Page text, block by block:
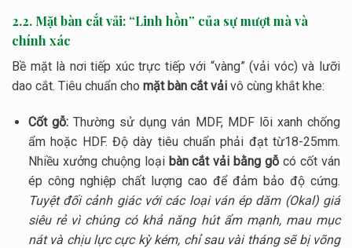
2.2. Mặt bàn cắt vải: “Linh hồn” của sự mượt mà và
chính xác
Bề mặt là nơi tiếp xúc trực tiếp với “vàng” (vải vóc) và lưỡi
dao cắt. Tiêu chuẩn cho mặt bàn cắt vải vô cùng khắt khe:
Cốt gỗ:Thường sử dụng ván MDF, MDF lõi xanh chống
ẩm hoặc HDF. Độ dày tiêu chuẩn phải đạt từ18-25mm.
Nhiều xưởng chuộng loại bàn cắt vải bằng gỗ có cốt ván
ép công nghiệp chất lượng cao để đảm bảo độ cứng.
Tuyệt đối cảnh giác với các loại ván ép dăm (Okal) giá
siêu rẻ vì chúng có khả năng hút ẩm mạnh, mau mục
nát và chịu lực cực kỳ kém, chỉ sau vài tháng sẽ bị võng